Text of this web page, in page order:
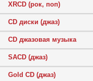
XRCD (рок, поп)
CD диски (джаз)
CD джазовая музыка
SACD (джаз)
Gold CD (джаз)